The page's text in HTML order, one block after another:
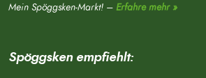
Mein Spöggsken-Markt! – Erfahre mehr »
Spöggsken empfiehlt: